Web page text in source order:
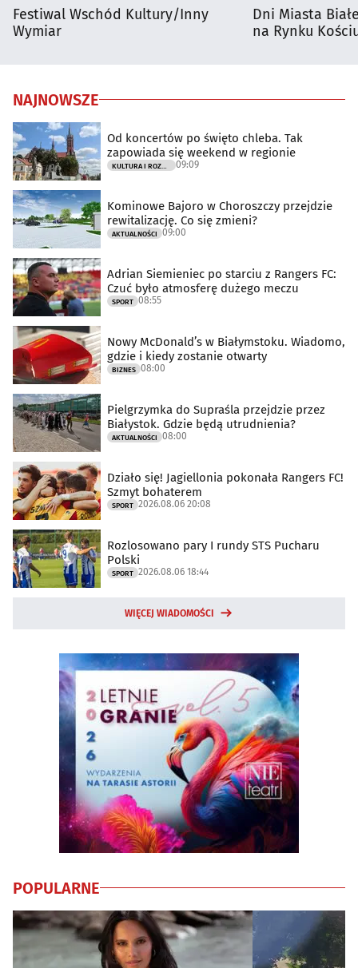
Festiwal Wschód Kultury/Inny
Wymiar
Dni Miasta
na Rynku
NAJNOWSZE
Od koncertów po święto chleba. Tak
zapowiada się weekend w regionie
KULTURA I ROZRYWKA 09:09
Kominowe Bajoro w Choroszczy przejdzie
rewitalizację. Co się zmieni?
AKTUALNOŚCI 09:00
Adrian Siemieniec po starciu z Rangers FC:
Czuć było atmosferę dużego meczu
SPORT 08:55
Nowy McDonald’s w Białymstoku. Wiadomo,
gdzie i kiedy zostanie otwarty
BIZNES 08:00
Pielgrzymka do Supraśla przejdzie przez
Białystok. Gdzie będą utrudnienia?
AKTUALNOŚCI 08:00
Działo się! Jagiellonia pokonała Rangers FC!
Szmyt bohaterem
SPORT 2026.08.06 20:08
Rozlosowano pary I rundy STS Pucharu
Polski
SPORT 2026.08.06 18:44
WIĘCEJ WIADOMOŚCI
POPULARNE